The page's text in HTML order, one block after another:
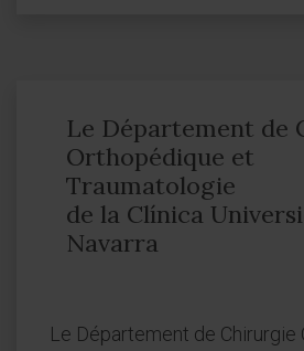
Le Département de
Orthopédique et
Traumatologie
de la Clínica
Navarra
Le Département de Chirurgie